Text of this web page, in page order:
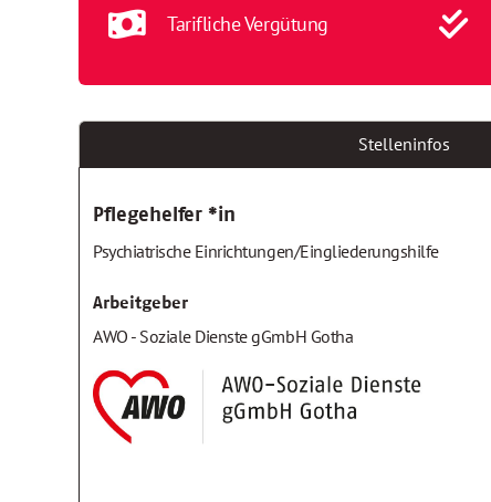
Tarifliche Vergütung
Stelleninfos
Pflegehelfer *in
Psychiatrische Einrichtungen/Eingliederungshilfe
Arbeitgeber
AWO - Soziale Dienste gGmbH Gotha